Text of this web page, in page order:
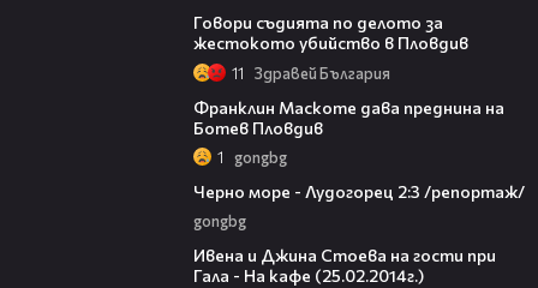
Говори съдията по делото за
жестокото убийство в Пловдив
11 Здравей България
Франклин Маскоте дава преднина на
Ботев Пловдив
1 gongbg
Черно море - Лудогорец 2:3 /репортаж/
gongbg
Ивена и Джина Стоева на гости при
Гала - На кафе (25.02.2014г.)